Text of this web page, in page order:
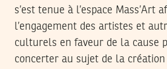
s’est tenue à l’espace Mass’Art
l’engagement des artistes et
culturels en faveur de la cause
concerter au sujet de la création